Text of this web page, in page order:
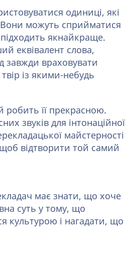
одиниці, які
можуть сприйматися
якнайкраще.
еквівалент слова,
завжди враховувати
із якими-небудь
її прекрасною.
звуків для інтонаційної
майстерності
відтворити той самий
має знати, що хоче
суть у тому, що
культурою і нагадати, що